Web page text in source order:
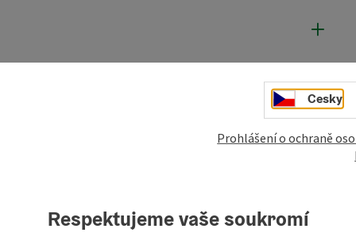
Vytisknout příspěvek V
Cesky
Prohlášení o ochraně
Respektujeme vaše soukromí